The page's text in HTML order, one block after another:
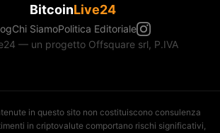
BitcoinLive24
Chi SiamoPolitica Editoriale
— un progetto Offsquare srl, P.IVA
in questo sito non costituiscono consulenza
in criptovalute comportano rischi significativi,